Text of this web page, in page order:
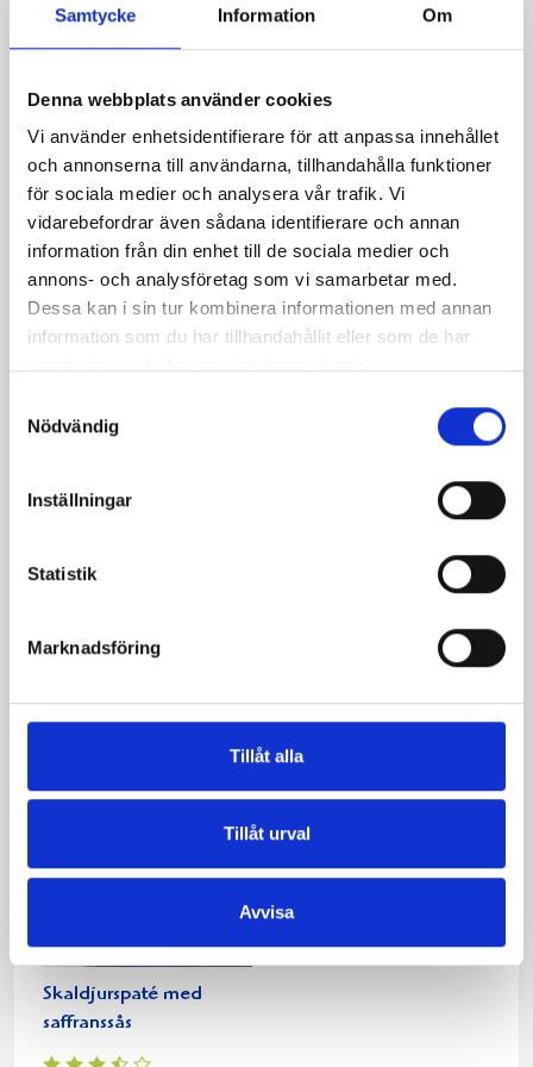
Samtycke Information Om
Denna webbplats använder cookies
Vi använder enhetsidentifierare för att anpassa innehållet
och annonserna till användarna, tillhandahålla funktioner
för sociala medier och analysera vår trafik. Vi
vidarebefordrar även sådana identifierare och annan
information från din enhet till de sociala medier och
annons- och analysföretag som vi samarbetar med.
Dessa kan i sin tur kombinera informationen med annan
information som du har tillhandahållit eller som de har
Nödvändig
Inställningar
Statistik
Marknadsföring
Tillåt alla
Tillåt urval
Avvisa
Selleripuré med grillad
rostbiff
Kantarellpastejer
Snabbgjord julpastej
Kycklinglevermousse på
Skaldjurspaté med
saffranssås